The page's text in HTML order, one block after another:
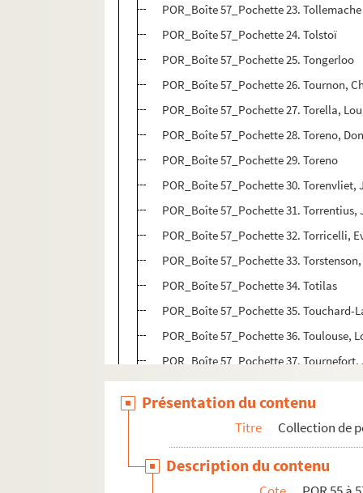
POR_Boîte 57_Pochette 23. Tollemache
POR_Boîte 57_Pochette 24. Tolstoï
POR_Boîte 57_Pochette 25. Tongerloo
POR_Boîte 57_Pochette 26. Tournon,
POR_Boîte 57_Pochette 27. Torella,
POR_Boîte 57_Pochette 28. Toreno,
POR_Boîte 57_Pochette 29. Toreno
POR_Boîte 57_Pochette 30. Torenvliet,
POR_Boîte 57_Pochette 31. Torrentius,
POR_Boîte 57_Pochette 32. Torricelli,
POR_Boîte 57_Pochette 33.
POR_Boîte 57_Pochette 34. Totilas
POR_Boîte 57_Pochette 35. Touchard-
POR_Boîte 57_Pochette 36. Toulouse,
POR_Boîte 57_Pochette 37.
POR_Boîte 57_Pochette 38. Tourneur,
POR_Boîte 57_Pochette 39. Tournon,
POR_Boîte 57_Pochette 40. Tourville,
POR_Boîte 57_Pochette 41. Tourzel,
POR_Boîte 57_Pochette 42.
Présentation du contenu
Titre Collection de
Description du contenu